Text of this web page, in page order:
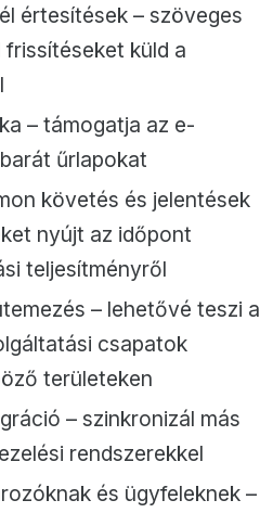
értesítések – szöveges
küld a
– támogatja az e-
űrlapokat
követés és jelentések
nyújt az időpont
teljesítményről
– lehetővé teszi a
csapatok
területeken
– szinkronizál más
rendszerekkel
és ügyfeleknek –